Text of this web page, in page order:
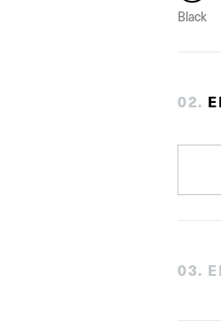
Black
02.
03.